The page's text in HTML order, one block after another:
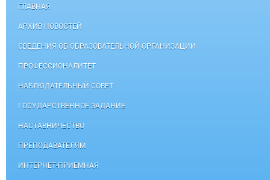
ГЛАВНАЯ
АРХИВ НОВОСТЕЙ
СВЕДЕНИЯ ОБ ОБРАЗОВАТЕЛЬНОЙ ОРГАНИЗАЦИИ
ПРОФЕССИОНАЛИТЕТ
НАБЛЮДАТЕЛЬНЫЙ СОВЕТ
ГОСУДАРСТВЕННОЕ ЗАДАНИЕ
НАСТАВНИЧЕСТВО
ПРЕПОДАВАТЕЛЯМ
ИНТЕРНЕТ-ПРИЕМНАЯ